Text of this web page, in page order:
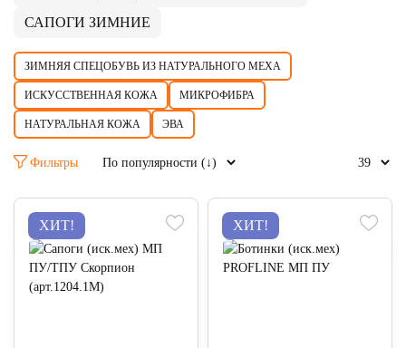
САПОГИ ЗИМНИЕ
ЗИМНЯЯ СПЕЦОБУВЬ ИЗ НАТУРАЛЬНОГО МЕХА
ИСКУССТВЕННАЯ КОЖА МИКРОФИБРА
НАТУРАЛЬНАЯ КОЖА ЭВА
Фильтры
ХИТ! ХИТ!